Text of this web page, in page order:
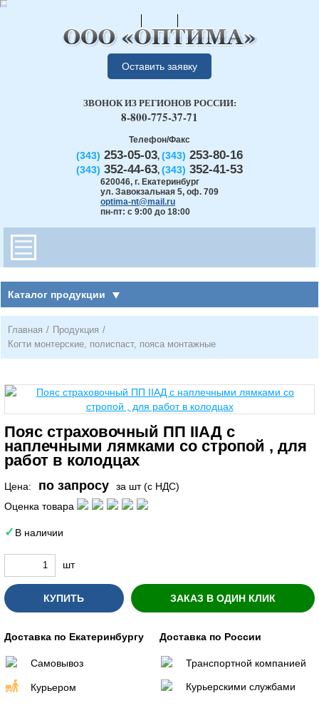
Оставить заявку
Телефон/Факс
(343) 253-05-03, (343) 253-80-16
(343) 352-44-63, (343) 352-41-53
620046, г. Екатеринбург
ул. Завокзальная 5, оф. 709
optima-nt@mail.ru
пн-пт: с 9:00 до 18:00
ЗВОНОК ИЗ РЕГИОНОВ РОССИИ:
8-800-775-37-71
Каталог продукции
Главная / Продукция /
Когти монтерские, полиспаст, пояса монтажные
Пояс страховочный ПП IIАД с
наплечными лямками со стропой , для
работ в колодцах
Цена: по запросу
за шт (с НДС)
Оценка товара
В наличии
шт
КУПИТЬ ЗАКАЗ В ОДИН КЛИК
Доставка по Екатеринбургу
Самовывоз
Курьером
Доставка по России
Транспортной компанией
Курьерскими службами